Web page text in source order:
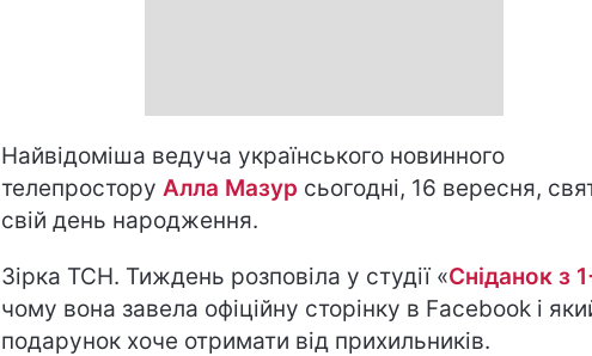
Найвідоміша ведуча українського новинного
телепростору Алла Мазур сьогодні, 16 вересня,
свій день народження.
Зірка ТСН. Тиждень розповіла у студії «Сніданок з
чому вона завела офіційну сторінку в Facebook і
подарунок хоче отримати від прихильників.